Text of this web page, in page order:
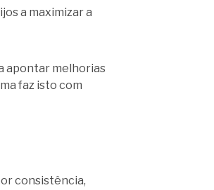
a maximizar a
apontar melhorias
faz isto com
consistência,